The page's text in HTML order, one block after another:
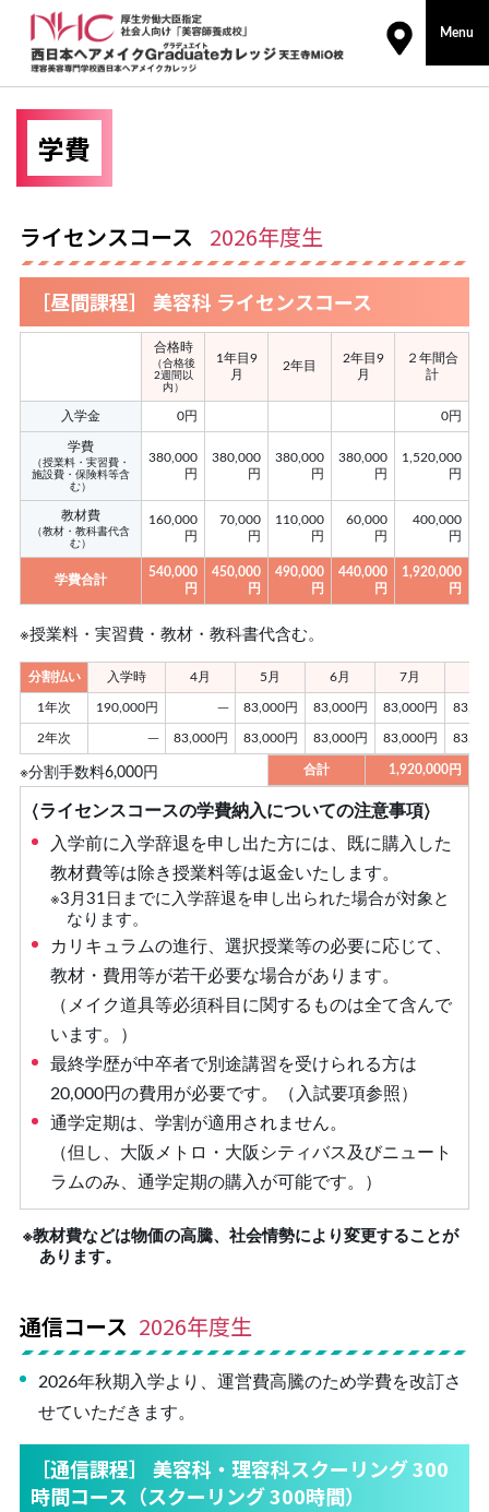
Menu
学費
ライセンスコース 2026年度生
［昼間課程］ 美容科 ライセンスコース
合格時
（合格後
2週間以
内）
1年目9
月
2年目
2年目9
月
２年間合
計
入学金 0円 0円
学費
（授業料・実習費・
施設費・保険料等含
む）
380,000
円
380,000
円
380,000
円
380,000
円
1,520,000
円
教材費
（教材・教科書代含
む）
160,000
円
70,000
円
110,000
円
60,000
円
400,000
円
学費合計
540,000
円
450,000
円
490,000
円
440,000
円
1,920,000
円
※授業料・実習費・教材・教科書代含む。
分割払い 入学時 4月 5月 6月 7月
1年次 190,000円 ─ 83,000円 83,000円 83,000円
2年次 ─ 83,000円 83,000円 83,000円 83,000円
※分割手数料6,000円 合計 1,920,000円
〈ライセンスコースの学費納⼊についての注意事項〉
⼊学前に⼊学辞退を申し出た⽅には、既に購⼊した
教材費等は除き授業料等は返⾦いたします。
※3⽉31⽇までに⼊学辞退を申し出られた場合が対象と
なります。
カリキュラムの進⾏、選択授業等の必要に応じて、
教材・費⽤等が若⼲必要な場合があります。
（メイク道具等必須科⽬に関するものは全て含んで
います。）
最終学歴が中卒者で別途講習を受けられる方は
20,000円の費用が必要です。（入試要項参照）
通学定期は、学割が適⽤されません。
（但し、⼤阪メトロ・大阪シティバス及びニュート
ラムのみ、通学定期の購⼊が可能です。）
※教材費などは物価の高騰、社会情勢により変更することが
あります。
通信コース 2026年度生
2026年秋期入学より、運営費高騰のため学費を改訂さ
せていただきます。
［通信課程］ 美容科・理容科スクーリング 300
時間コース（スクーリング 300時間）